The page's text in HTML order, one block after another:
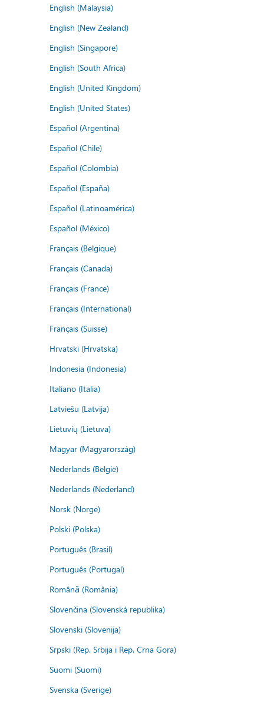
English (Malaysia)
English (New Zealand)
English (Singapore)
English (South Africa)
English (United Kingdom)
English (United States)
Español (Argentina)
Español (Chile)
Español (Colombia)
Español (España)
Español (Latinoamérica)
Español (México)
Français (Belgique)
Français (Canada)
Français (France)
Français (International)
Français (Suisse)
Hrvatski (Hrvatska)
Indonesia (Indonesia)
Italiano (Italia)
Latviešu (Latvija)
Lietuvių (Lietuva)
Magyar (Magyarország)
Nederlands (België)
Nederlands (Nederland)
Norsk (Norge)
Polski (Polska)
Português (Brasil)
Português (Portugal)
Română (România)
Slovenčina (Slovenská republika)
Slovenski (Slovenija)
Srpski (Rep. Srbija i Rep. Crna Gora)
Suomi (Suomi)
Svenska (Sverige)